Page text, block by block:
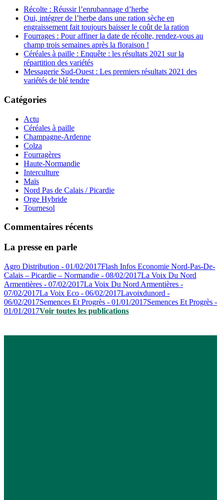
Récolte : Réussir l’enrubannage d’herbe
Oui, intégrer de l’herbe dans une ration sèche en
engraissement fait toujours baisser le coût de la ration
Fourrages : Pour affiner la date de récolte, rendez-vous au
champ trois semaines après la floraison !
Céréales à paille : Enquête : les résultats 2021 sur la
répartition des variétés
Messagerie Sud-Ouest : Les premiers résultats 2021 des
variétés de blé tendre
Catégories
Actu
Céréales à paille
Champagne-Ardenne
Colza
Fourragères
Haute-Normandie
Interculture
Maïs
Nord Pas de Calais / Picardie
Orge Hybride
Tournesol
Commentaires récents
La presse en parle
Agro Distribution - 01/02/2017Flash Infos Economie Nord-Pas-De-
Calais – Picardie – Normandie - 08/02/2017La Voix Du Nord
Armentières - 07/02/2017La Voix Du Nord Armentières -
07/02/2017La Voix Eco - 06/02/2017Lavoixdunord -
06/02/2017Semences Et Progrès - 01/01/2017Semences Et Progrès -
01/01/2017Voir toutes les publications